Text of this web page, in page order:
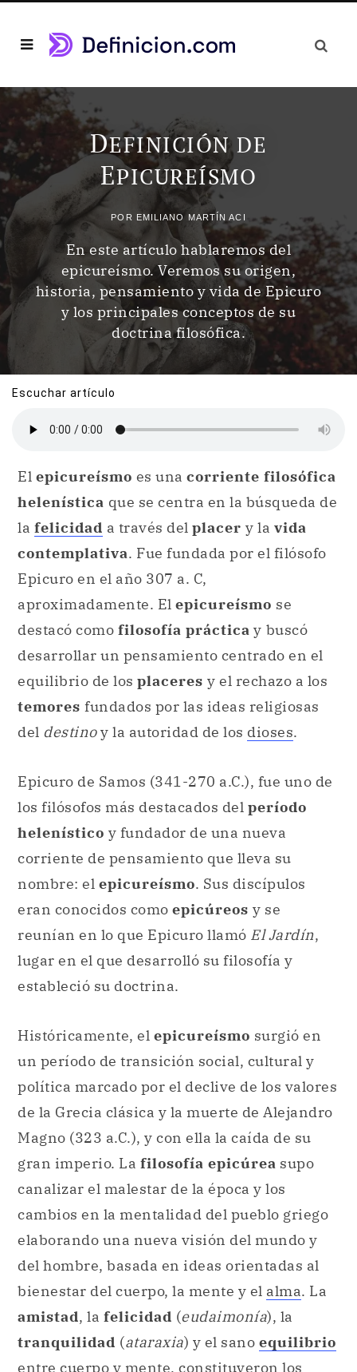
DEFINICIÓN DE
EPICUREÍSMO
POR EMILIANO MARTÍN ACI
En este artículo hablaremos del
epicureísmo. Veremos su origen,
historia, pensamiento y vida de Epicuro
y los principales conceptos de su
doctrina filosófica.
Escuchar artículo
El epicureísmo es una corriente filosófica
helenística que se centra en la búsqueda de
la felicidad a través del placer y la vida
contemplativa. Fue fundada por el filósofo
Epicuro en el año 307 a. C,
aproximadamente. El epicureísmo se
destacó como filosofía práctica y buscó
desarrollar un pensamiento centrado en el
equilibrio de los placeres y el rechazo a los
temores fundados por las ideas religiosas
del destinoy la autoridad de los dioses.
Epicuro de Samos (341-270 a.C.), fue uno de
los filósofos más destacados del período
helenístico y fundador de una nueva
corriente de pensamiento que lleva su
nombre: el epicureísmo. Sus discípulos
eran conocidos como epicúreos y se
reunían en lo que Epicuro llamó El Jardín,
lugar en el que desarrolló su filosofía y
estableció su doctrina.
Históricamente, el epicureísmo surgió en
un período de transición social, cultural y
política marcado por el declive de los valores
de la Grecia clásica y la muerte de Alejandro
Magno (323 a.C.), y con ella la caída de su
gran imperio. La filosofía epicúrea supo
canalizar el malestar de la época y los
cambios en la mentalidad del pueblo griego
elaborando una nueva visión del mundo y
del hombre, basada en ideas orientadas al
bienestar del cuerpo, la mente y el alma. La
amistad, la felicidad (eudaimonía), la
tranquilidad (ataraxia) y el sano equilibrio
entre cuerpo y mente, constituyeron los